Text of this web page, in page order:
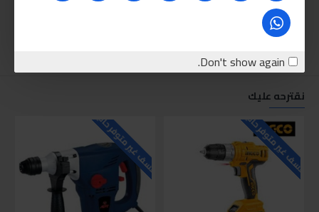
Don't show again.
نقترحه عليك
للاسف غير متوفر حاليا للاسف غير متوفر حاليا